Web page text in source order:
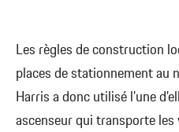
Les règles de construction
places de stationnement au
Harris a donc utilisé l’une
ascenseur qui transporte les